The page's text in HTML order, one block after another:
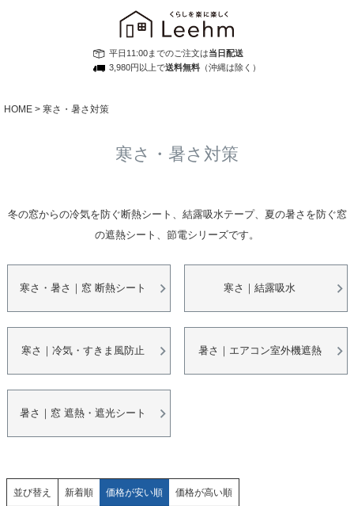
平日11:00までのご注文は当日配送
3,980円以上で送料無料 （沖縄は除く）
HOME 寒さ・暑さ対策
寒さ・暑さ対策
冬の窓からの冷気を防ぐ断熱シート、結露吸水テープ、夏の暑さを防ぐ窓
の遮熱シート、節電シリーズです。
寒さ・暑さ｜窓 断熱シート 寒さ｜結露吸水
寒さ｜冷気・すきま風防止 暑さ｜エアコン室外機遮熱
暑さ｜窓 遮熱・遮光シート
並び替え 新着順 価格が安い順 価格が高い順